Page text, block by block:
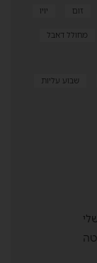
זום יויו
מחולל דאבל
שבוע עליות